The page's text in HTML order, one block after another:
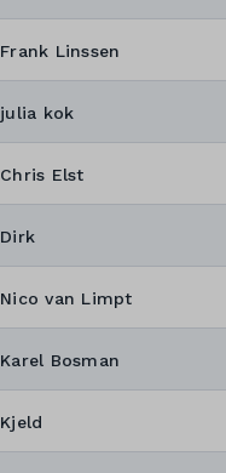
Frank Linssen
julia kok
Chris Elst
Dirk
Nico van Limpt
Karel Bosman
Kjeld